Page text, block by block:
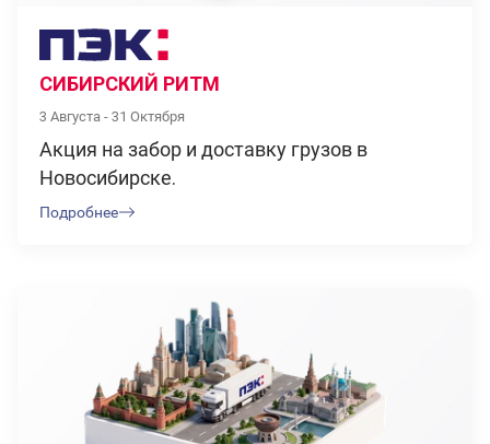
СИБИРСКИЙ РИТМ
3 Августа - 31 Октября
Акция на забор и доставку грузов в
Новосибирске.
Подробнее